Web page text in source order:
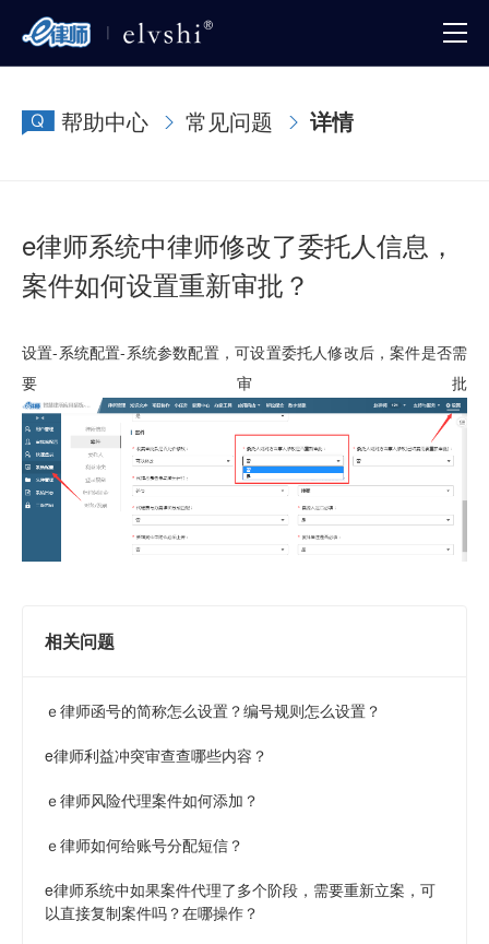
帮助中心 常见问题 详情
e律师系统中律师修改了委托人信息，
案件如何设置重新审批？
设置-系统配置-系统参数配置，可设置委托人修改后，案件是否需
要审批
相关问题
ｅ律师函号的简称怎么设置？编号规则怎么设置？
e律师利益冲突审查查哪些内容？
ｅ律师风险代理案件如何添加？
ｅ律师如何给账号分配短信？
e律师系统中如果案件代理了多个阶段，需要重新立案，可
以直接复制案件吗？在哪操作？